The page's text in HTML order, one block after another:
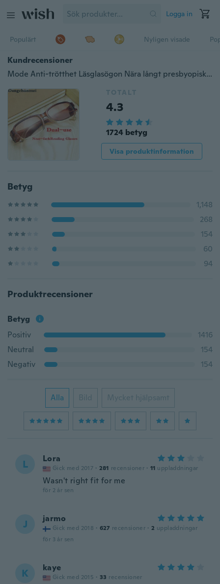
Logga in
Populärt Nyligen visade
Kundrecensioner
Mode Anti-trötthet Läsglasögon Nära långt presbyopiska glasögon Läsglasögon för dubbla användningsområden Män Kvinnor Läs glasögon +1 +1,5 +2 +2,5 TO +4
TOTALT
4.3
1724 betyg
Visa produktinformation
Betyg
1,148
268
154
60
94
Produktrecensioner
Betyg
Positiv
1416
Neutral
154
Negativ
154
Alla Bild Mycket hjälpsamt
L Lora
Gick med 2017 · 281 recensioner · 11 uppladdningar
Wasn't right fit for me
för 2 år sen
J jarmo
Gick med 2018 · 627 recensioner · 2 uppladdningar
för 3 år sen
K kaye
Gick med 2015 · 33 recensioner